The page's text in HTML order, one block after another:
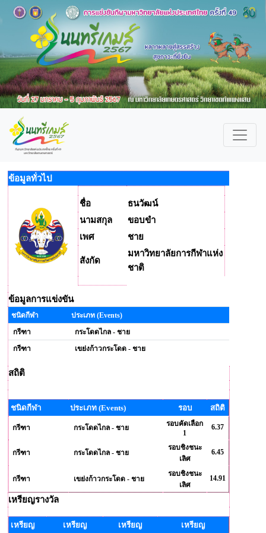
ข้อมูลทั่วไป
ชื่อ
ธนวัฒน์
นามสกุล
ขอบขำ
เพศ
ชาย
สังกัด
มหาวิทยาลัยการกีฬาแห่ง
ชาติ
ข้อมูลการแข่งขัน
ชนิดกีฬา
ประเภท (Events)
กรีฑา
กระโดดไกล - ชาย
กรีฑา
เขย่งก้าวกระโดด - ชาย
สถิติ
ชนิดกีฬา ประเภท (Events) รอบ สถิติ
กรีฑา กระโดดไกล - ชาย
รอบคัดเลือก
1
6.37
กรีฑา กระโดดไกล - ชาย
รอบชิงชนะ
เลิศ
6.45
กรีฑา เขย่งก้าวกระโดด - ชาย
รอบชิงชนะ
เลิศ
14.91
เหรียญรางวัล
เหรียญ เหรียญ เหรียญ เหรียญ